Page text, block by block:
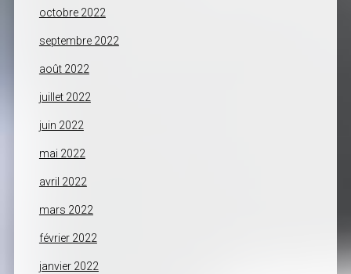
octobre 2022
septembre 2022
août 2022
juillet 2022
juin 2022
mai 2022
avril 2022
mars 2022
février 2022
janvier 2022